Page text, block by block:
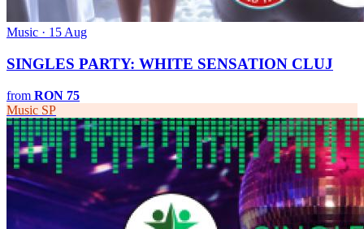
Music · 15 Aug
SINGLES PARTY: WHITE SENSATION CLUJ
from RON 75
Music SP